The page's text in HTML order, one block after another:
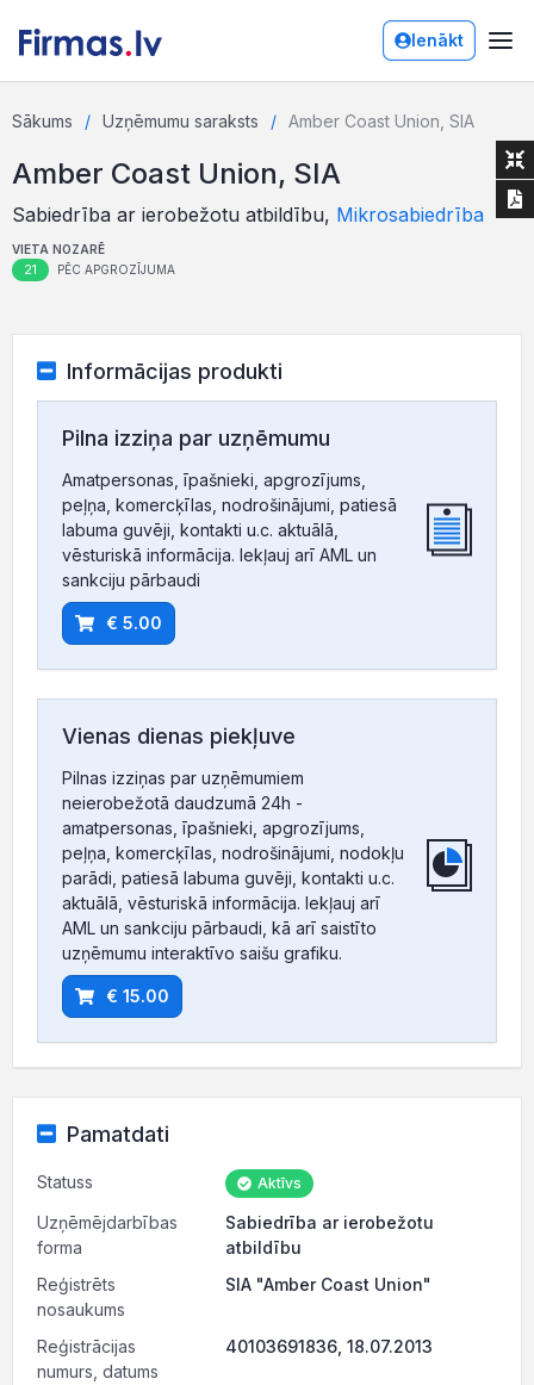
Ienākt
Sākums Uzņēmumu saraksts Amber Coast Union, SIA
Amber Coast Union, SIA
Sabiedrība ar ierobežotu atbildību, Mikrosabiedrība
VIETA NOZARĒ
21 PĒC APGROZĪJUMA
Informācijas produkti
Pilna izziņa par uzņēmumu
Amatpersonas, īpašnieki, apgrozījums,
peļņa, komercķīlas, nodrošinājumi, patiesā
labuma guvēji, kontakti u.c. aktuālā,
vēsturiskā informācija. Iekļauj arī AML un
sankciju pārbaudi
€ 5.00
Vienas dienas piekļuve
Pilnas izziņas par uzņēmumiem
neierobežotā daudzumā 24h -
amatpersonas, īpašnieki, apgrozījums,
peļņa, komercķīlas, nodrošinājumi, nodokļu
parādi, patiesā labuma guvēji, kontakti u.c.
aktuālā, vēsturiskā informācija. Iekļauj arī
AML un sankciju pārbaudi, kā arī saistīto
uzņēmumu interaktīvo saišu grafiku.
€ 15.00
Pamatdati
Statuss Aktīvs
Uzņēmējdarbības
forma
Sabiedrība ar ierobežotu
atbildību
Reģistrēts
nosaukums
SIA "Amber Coast Union"
Reģistrācijas
numurs, datums
40103691836, 18.07.2013